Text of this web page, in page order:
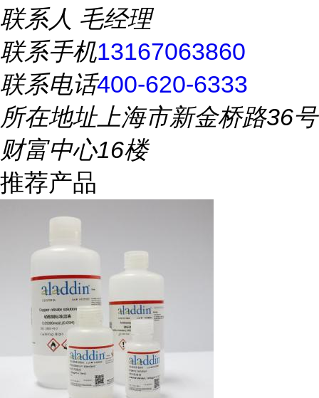
联系人 毛经理
联系手机13167063860
联系电话400-620-6333
所在地址上海市新金桥路36号
财富中心16楼
推荐产品